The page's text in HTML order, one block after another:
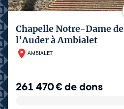
Chapelle Notre-Dame de
l’Auder à Ambialet
AMBIALET
261 470€de dons